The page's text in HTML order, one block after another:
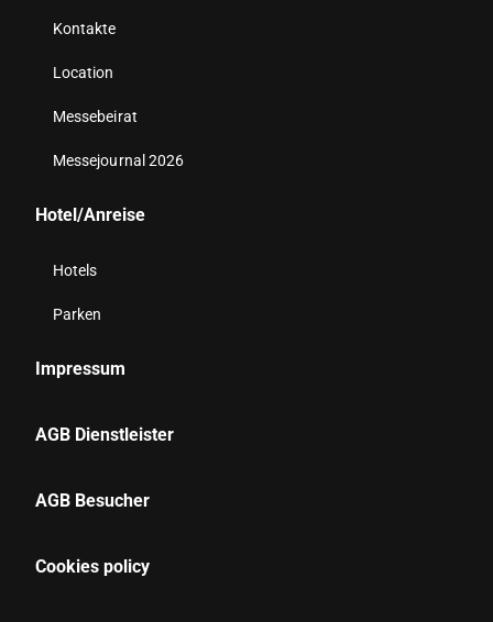
Kontakte
Location
Messebeirat
Messejournal 2026
Hotel/Anreise
Hotels
Parken
Impressum
AGB Dienstleister
AGB Besucher
Cookies policy